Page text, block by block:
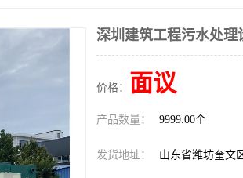
深圳建筑工程污水处理
价格： 面议
产品数量： 9999.00个
发货地址： 山东省潍坊奎文